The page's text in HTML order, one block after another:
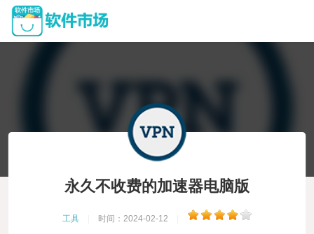
永久不收费的加速器电脑版
工具 时间：2024-02-12